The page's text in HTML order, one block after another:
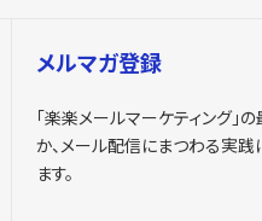
メルマガ登録
「楽楽メールマーケティング」
か、メール配信にまつわる実
ます。